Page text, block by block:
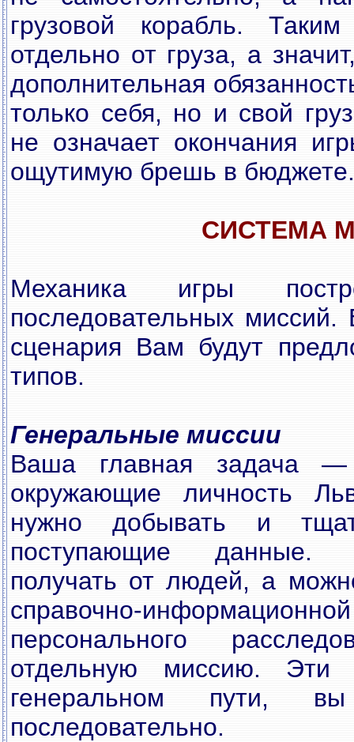
грузовой корабль.
отдельно от груза, а
дополнительная
только себя, но и свой
не означает окончания
ощутимую брешь в бюджете.
СИСТЕМА
Механика игры
последовательных миссий.
сценария Вам будут
типов.
Генеральные миссии
Ваша главная задача —
окружающие личность
нужно добывать и
поступающие
получать от людей, а
справочно-
персонального
отдельную миссию.
генеральном пути,
последовательно.